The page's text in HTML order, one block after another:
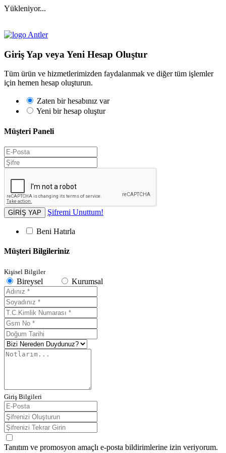
Yükleniyor...
Giriş Yap veya Yeni Hesap Oluştur
Tüm ürün ve hizmetlerimizden faydalanmak ve diğer tüm işlemler
için hemen hesap oluşturun.
Zaten bir hesabınız var
Yeni bir hesap oluştur
Müşteri Paneli
GİRİŞ YAP Şifremi Unuttum!
Beni Hatırla
Müşteri Bilgileriniz
Kişisel Bilgiler
Bireysel Kurumsal
Giriş Bilgileri
Tanıtım ve promosyon amaçlı e-posta bildirimlerine izin veriyorum.